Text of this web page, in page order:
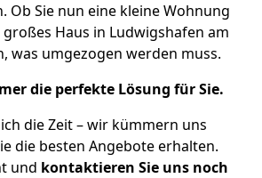
Ob Sie nun eine kleine Wohnung
Haus in Ludwigshafen am
was umgezogen werden muss.
die perfekte Lösung für Sie.
die Zeit – wir kümmern uns
die besten Angebote erhalten.
und kontaktieren Sie uns noch